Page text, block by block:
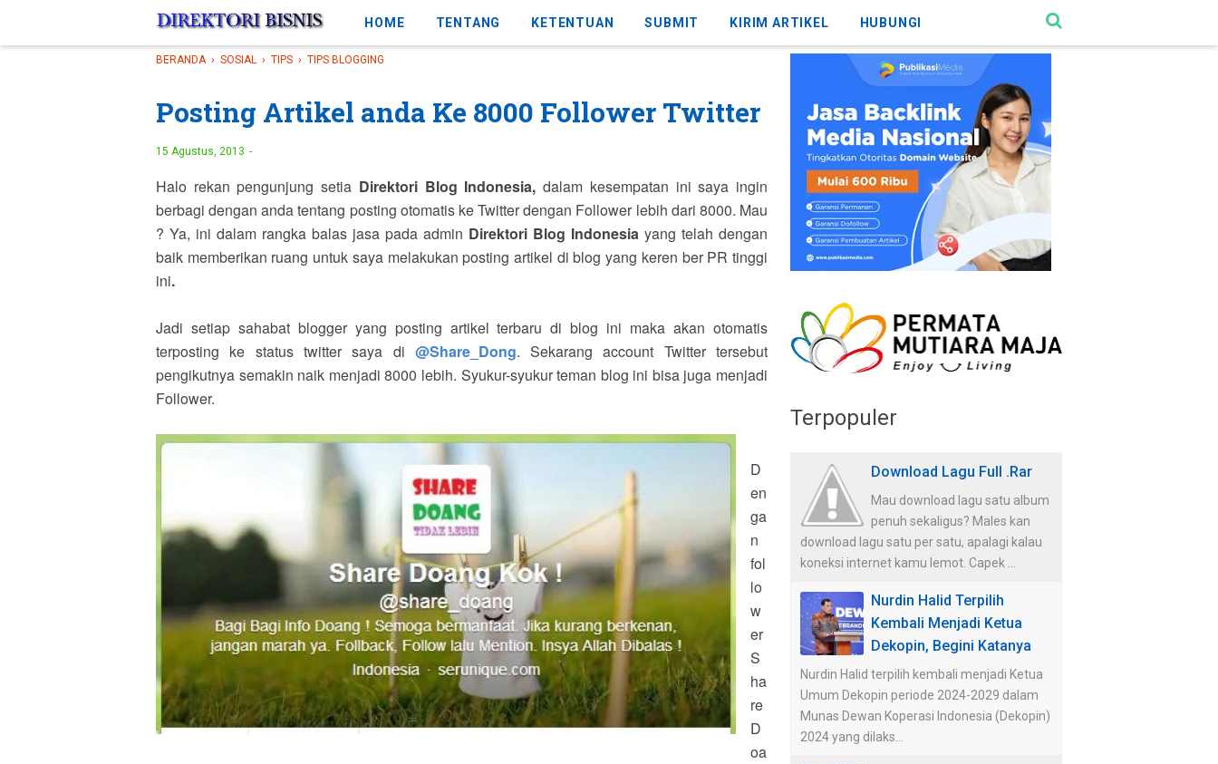
HOME TENTANG KETENTUAN SUBMIT KIRIM ARTIKEL HUBUNGI
BERANDA › SOSIAL › TIPS › TIPS BLOGGING
Posting Artikel anda Ke 8000 Follower Twitter
15 Agustus, 2013
Halo rekan pengunjung setia Direktori Blog Indonesia,dalam kesempatan ini saya ingin
berbagi dengan anda tentang posting otomatis ke Twitter dengan Follower lebih dari 8000. Mau
? Ya, ini dalam rangka balas jasa pada admin Direktori Blog Indonesia yang telah dengan
baik memberikan ruang untuk saya melakukan posting artikel di blog yang keren ber PR tinggi
ini.
Jadi setiap sahabat blogger yang posting artikel terbaru di blog ini maka akan otomatis
terposting ke status twitter saya di @Share_Dong. Sekarang account Twitter tersebut
pengikutnya semakin naik menjadi 8000 lebih. Syukur-syukur teman blog ini bisa juga menjadi
Follower.
D
en
ga
n
fol
lo
w
er
S
ha
re
D
oa
Terpopuler
Download Lagu Full .Rar
Mau download lagu satu album
penuh sekaligus? Males kan
download lagu satu per satu, apalagi kalau
koneksi internet kamu lemot. Capek ...
Nurdin Halid Terpilih
Kembali Menjadi Ketua
Dekopin, Begini Katanya
Nurdin Halid terpilih kembali menjadi Ketua
Umum Dekopin periode 2024-2029 dalam
Munas Dewan Koperasi Indonesia (Dekopin)
2024 yang dilaks...